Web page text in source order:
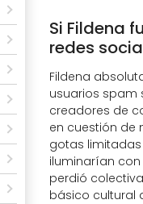
Si Fildena
redes
Fildena
usuarios spam
creadores de
en cuestión de
gotas
iluminarían
perdió
básico cultural